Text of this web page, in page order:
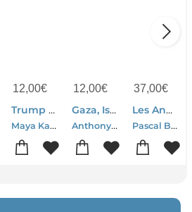
12,00€
Trump A-t-il Change L'amerique ?
Maya Kandel-Pierre Haski
12,00€
Gaza, Israel, Liban : Face Au Chaos Du Proche-orient
Anthony Samrani-Pierre Haski
37,00€
Les Annees 50 ; Et Si La Guerre Froide Recommencait ?
Pascal Blanchard-Pierre Haski-Farid Abdelouahab